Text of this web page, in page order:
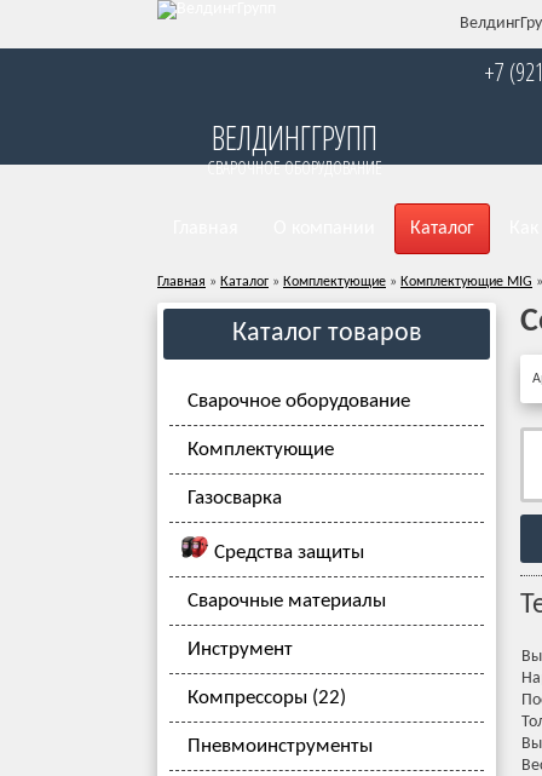
ВЕЛДИНГГРУПП
СВАРОЧНОЕ ОБОРУДОВАНИЕ
+7
Каталог
Главная » Каталог » Комплектующие » Комплектующие MIG
Каталог товаров
Сварочное оборудование
Комплектующие
Газосварка
Средства защиты
Сварочные материалы
Инструмент
Компрессоры (22)
Пневмоинструменты